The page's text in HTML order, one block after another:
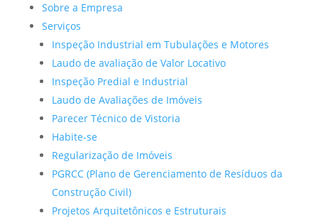
Sobre a Empresa
Serviços
Inspeção Industrial em Tubulações e Motores
Laudo de avaliação de Valor Locativo
Inspeção Predial e Industrial
Laudo de Avaliações de Imóveis
Parecer Técnico de Vistoria
Habite-se
Regularização de Imóveis
PGRCC (Plano de Gerenciamento de Resíduos da
Construção Civil)
Projetos Arquitetônicos e Estruturais